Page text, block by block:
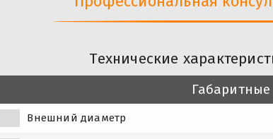
Технические
Внешний диаметр